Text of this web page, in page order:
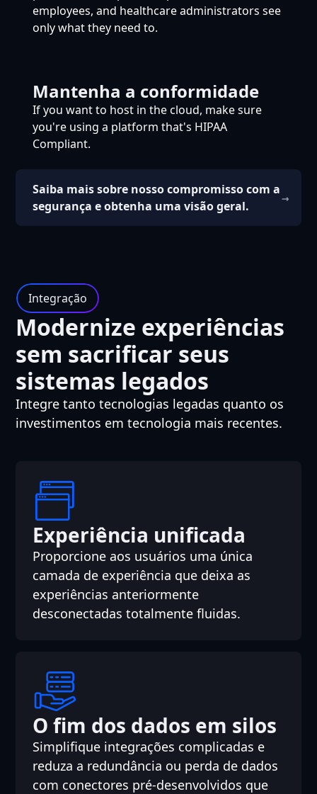
employees, and healthcare administrators see
only what they need to.
Mantenha a conformidade
If you want to host in the cloud, make sure
you're using a platform that's HIPAA
Compliant.
Saiba mais sobre nosso compromisso com a
segurança e obtenha uma visão geral.
Integração
Modernize experiências
sem sacrificar seus
sistemas legados
Integre tanto tecnologias legadas quanto os
investimentos em tecnologia mais recentes.
Experiência unificada
Proporcione aos usuários uma única
camada de experiência que deixa as
experiências anteriormente
desconectadas totalmente fluidas.
O fim dos dados em silos
Simplifique integrações complicadas e
reduza a redundância ou perda de dados
com conectores pré-desenvolvidos que